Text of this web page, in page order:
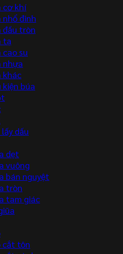
cơ khí
nhổ đinh
đầu tròn
tạ
cao su
nhựa
khác
kiện búa
lấy dấu
dẹt
vuông
bán nguyệt
tròn
tam giác
cắt tôn